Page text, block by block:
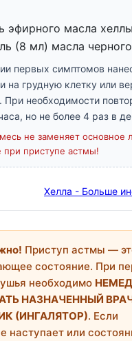
эфирного масла хеллы
(8 мл) масла
первых симптомов
на грудную клетку или
При необходимости
но не более 4 раз в
не заменяет основное
при приступе астмы!
Хелла - Больше
Приступ астмы —
состояние. При
необходимо
НАЗНАЧЕННЫЙ
(ИНГАЛЯТОР). Если
наступает или